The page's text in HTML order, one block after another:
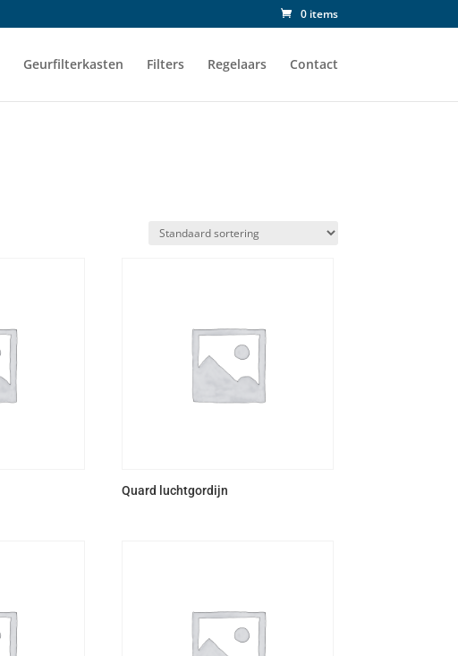
0 items
Geurfilterkasten Filters Regelaars Contact
Quard luchtgordijn